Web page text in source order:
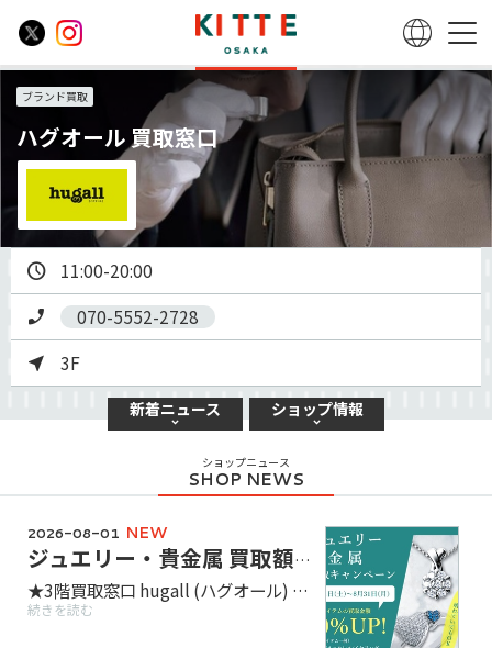
ブランド買取
ハグオール 買取窓口
11:00-20:00
070-5552-2728
3F
新着ニュース ショップ情報
ショップニュース
2026-08-01 NEW
ジュエリー・貴金属 買取額１０％ＵＰ！
★3階買取窓口 hugall (ハグオール) です★ ジュエリー・貴金属の買取額10％UPキャンペーン実施中！ 金・プラチナ相場が高水準の今がチャンス♪ 壊れていたり、素材がわからないお品もお調べいたします！ 査定・ご相談・手数料はすべて無料！お気軽にお越しください。 実施期間：8月1日(土)～8月31日(月)
続きを読む